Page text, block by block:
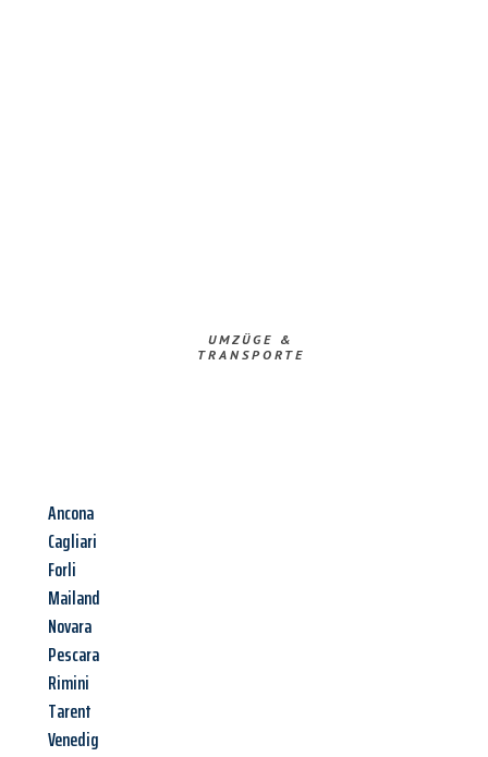
UMZÜGE &
TRANSPORTE
Ancona
Cagliari
Forli
Mailand
Novara
Pescara
Rimini
Tarent
Venedig